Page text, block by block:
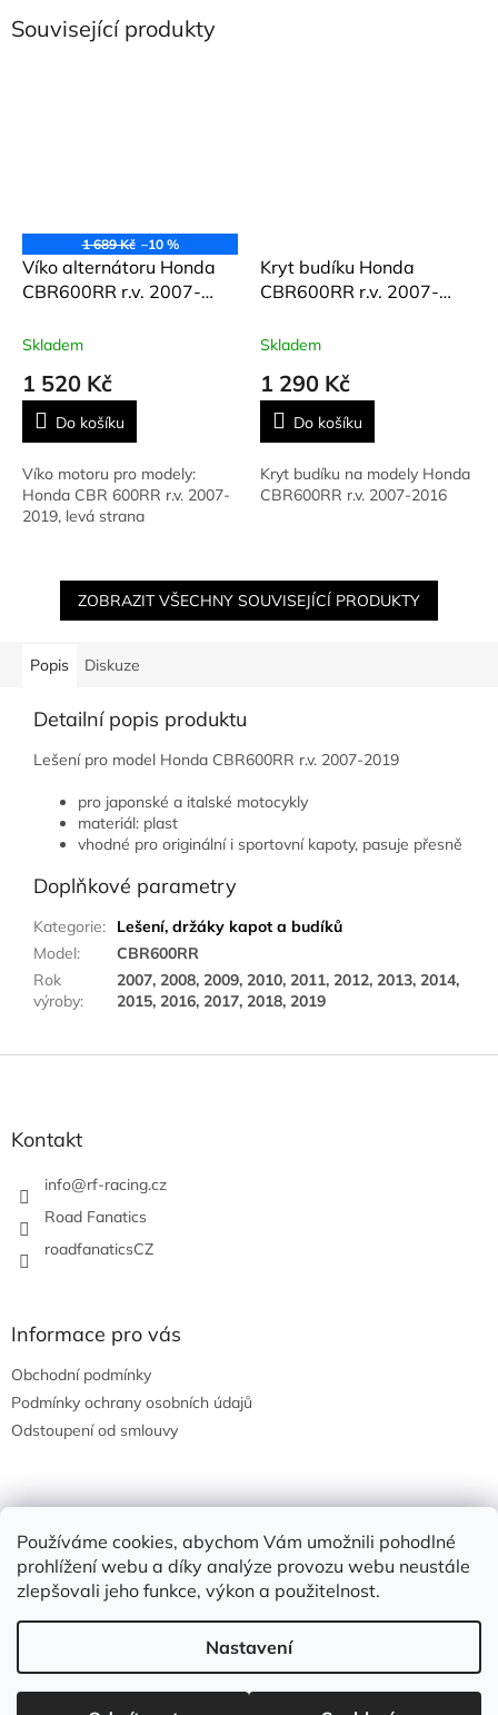
Používáme cookies, abychom Vám umožnili pohodlné
prohlížení webu a díky analýze provozu webu neustále
zlepšovali jeho funkce, výkon a použitelnost.
Nastavení
Související produkty
1 689 Kč –10 %
Víko alternátoru Honda
CBR600RR r.v. 2007-
Skladem
1 520 Kč
Do košíku
Víko motoru pro modely:
Honda CBR 600RR r.v. 2007-
2019, levá strana
Kryt budíku Honda
CBR600RR r.v. 2007-
Skladem
1 290 Kč
Do košíku
Kryt budíku na modely Honda
CBR600RR r.v. 2007-2016
ZOBRAZIT VŠECHNY SOUVISEJÍCÍ PRODUKTY
Popis Diskuze
Detailní popis produktu
Lešení pro model Honda CBR600RR r.v. 2007-2019
pro japonské a italské motocykly
materiál: plast
vhodné pro originální i sportovní kapoty, pasuje přesně
Doplňkové parametry
Kategorie:
Lešení, držáky kapot a budíků
Model:
CBR600RR
Rok
výroby:
2007, 2008, 2009, 2010, 2011, 2012, 2013, 2014,
2015, 2016, 2017, 2018, 2019
Z
Kontakt
info@rf-racing.cz
Road Fanatics
roadfanaticsCZ
Informace pro vás
Obchodní podmínky
Podmínky ochrany osobních údajů
Odstoupení od smlouvy
0KS /0 KČ
Vytvořil Shoptet